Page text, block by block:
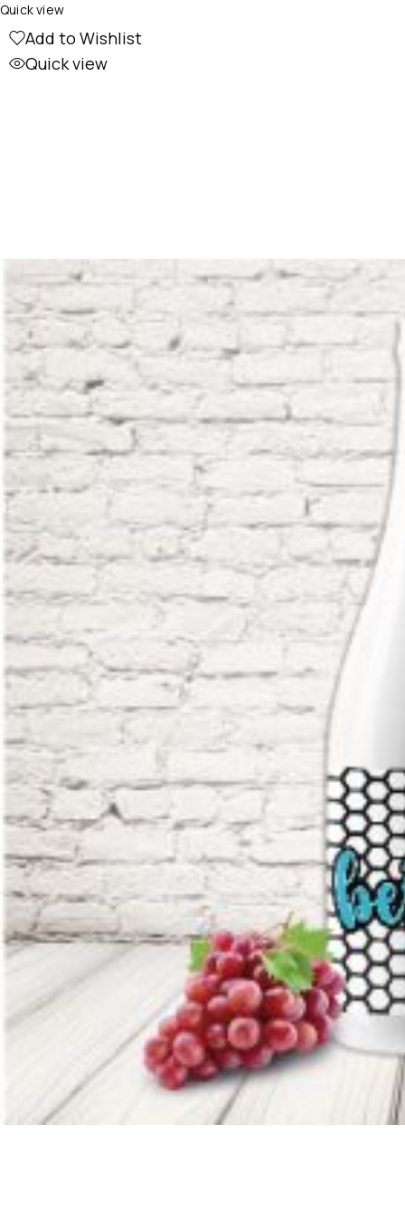
Add to Wishlist
Quick view
Quick view